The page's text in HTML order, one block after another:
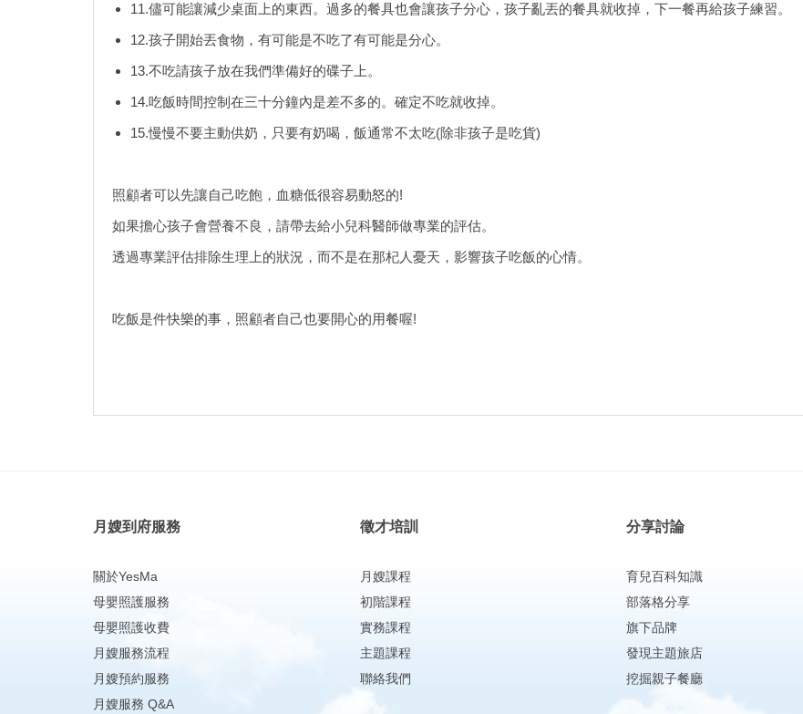
11.儘可能讓減少桌面上的東西。過多的餐具也會讓孩子分心，孩子亂丟的餐具就收掉，下一餐再給孩子練習。
12.孩子開始丟食物，有可能是不吃了有可能是分心。
13.不吃請孩子放在我們準備好的碟子上。
14.吃飯時間控制在三十分鐘內是差不多的。確定不吃就收掉。
15.慢慢不要主動供奶，只要有奶喝，飯通常不太吃(除非孩子是吃貨)
照顧者可以先讓自己吃飽，血糖低很容易動怒的!
如果擔心孩子會營養不良，請帶去給小兒科醫師做專業的評估。
透過專業評估排除生理上的狀況，而不是在那杞人憂天，影響孩子吃飯的心情。
吃飯是件快樂的事，照顧者自己也要開心的用餐喔!
月嫂到府服務
關於YesMa
母嬰照護服務
母嬰照護收費
月嫂服務流程
月嫂預約服務
月嫂服務 Q&A
徵才培訓
月嫂課程
初階課程
實務課程
主題課程
聯絡我們
分享討論
育兒百科知識
部落格分享
旗下品牌
發現主題旅店
挖掘親子餐廳